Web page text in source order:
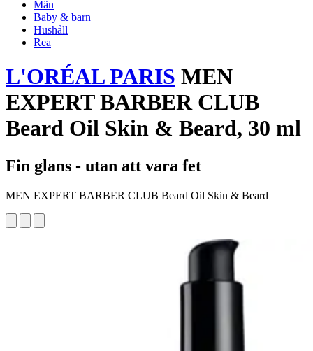
Män
Baby & barn
Hushåll
Rea
L'ORÉAL PARIS MEN
EXPERT BARBER CLUB
Beard Oil Skin & Beard, 30 ml
Fin glans - utan att vara fet
MEN EXPERT BARBER CLUB Beard Oil Skin & Beard